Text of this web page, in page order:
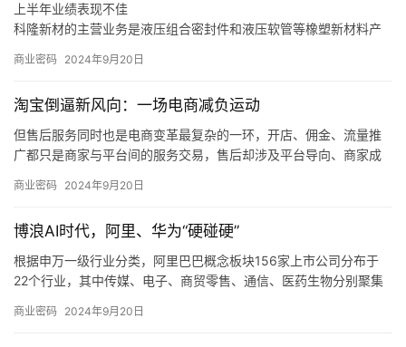
上半年业绩表现不佳
科隆新材的主营业务是液压组合密封件和液压软管等橡塑新材料产
产、销售和维修，同时也为风电、军工、高铁等行业客户提供定制
同时，如果未来煤炭主体能源地位被快速替代，下游客户新机装备
需求减少，科隆新材又未能拓展旧机维修业务，或是未能适应市场
变化、新技术和新产品未能顺应市场发展趋势，那么科隆新材就存
营业绩造成不利影响。
商业密码 2024年9月20日
淘宝倒逼新风向：一场电商减负运动
但售后服务同时也是电商变革最复杂的一环，开店、佣金、流量推
广都只是商家与平台间的服务交易，售后却涉及平台导向、商家成
接制约，是各方利益最难平衡的地方。
从推出「仅退款」的游戏规则制定者、大家长，逐渐过渡到生态系
统的设计者、平衡商家和消费者利益的服务商。
商业密码 2024年9月20日
博浪AI时代，阿里、华为“硬碰硬”
根据申万一级行业分类，阿里巴巴概念板块156家上市公司分布于
22个行业，其中传媒、电子、商贸零售、通信、医药生物分别聚集
根据申万一级行业分类，华为概念板块896家上市公司分布于28个
商业密码 2024年9月20日